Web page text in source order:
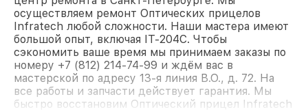
осуществляем ремонт Оптических прицелов
Infratech любой сложности. Наши мастера имеют
большой опыт, включая IT-204C. Чтобы
сэкономить ваше время мы принимаем заказы по
номеру +7 (812) 214-74-99 и ждём вас в
мастерской по адресу 13-я линия В.О., д. 72. На
все работы и запчасти действует гарантия. Мы
быстро восстановим Оптический прицел Infratech